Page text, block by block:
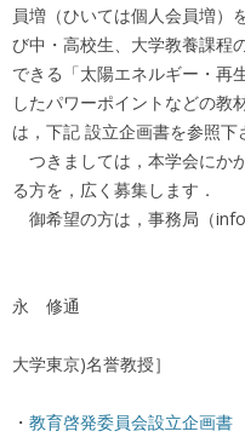
員増（ひいては個人会員増）
び中・高校生、大学教養課程
できる「太陽エネルギー・再
したパワーポイントなどの教
は，下記 設立企画書を参照下
つきましては，本学会にか
る方を，広く募集します．
御希望の方は，事務局（
JSES
永 修通
［東京
大学東京)名誉教授］
・ 教育啓発委員会設立企画書